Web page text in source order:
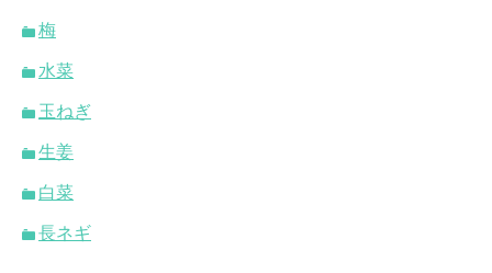
梅
水菜
玉ねぎ
生姜
白菜
長ネギ